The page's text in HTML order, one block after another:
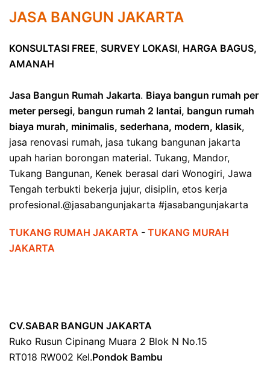
JASA BANGUN JAKARTA
KONSULTASI FREE, SURVEY LOKASI, HARGA BAGUS,
AMANAH
Jasa Bangun Rumah Jakarta. Biaya bangun rumah per
meter persegi, bangun rumah 2 lantai, bangun rumah
biaya murah, minimalis, sederhana, modern, klasik,
jasa renovasi rumah, jasa tukang bangunan jakarta
upah harian borongan material. Tukang, Mandor,
Tukang Bangunan, Kenek berasal dari Wonogiri, Jawa
Tengah terbukti bekerja jujur, disiplin, etos kerja
profesional.@jasabangunjakarta #jasabangunjakarta
TUKANG RUMAH JAKARTA - TUKANG MURAH
JAKARTA
CV.SABAR BANGUN JAKARTA
Ruko Rusun Cipinang Muara 2 Blok N No.15
RT018 RW002 Kel.Pondok Bambu